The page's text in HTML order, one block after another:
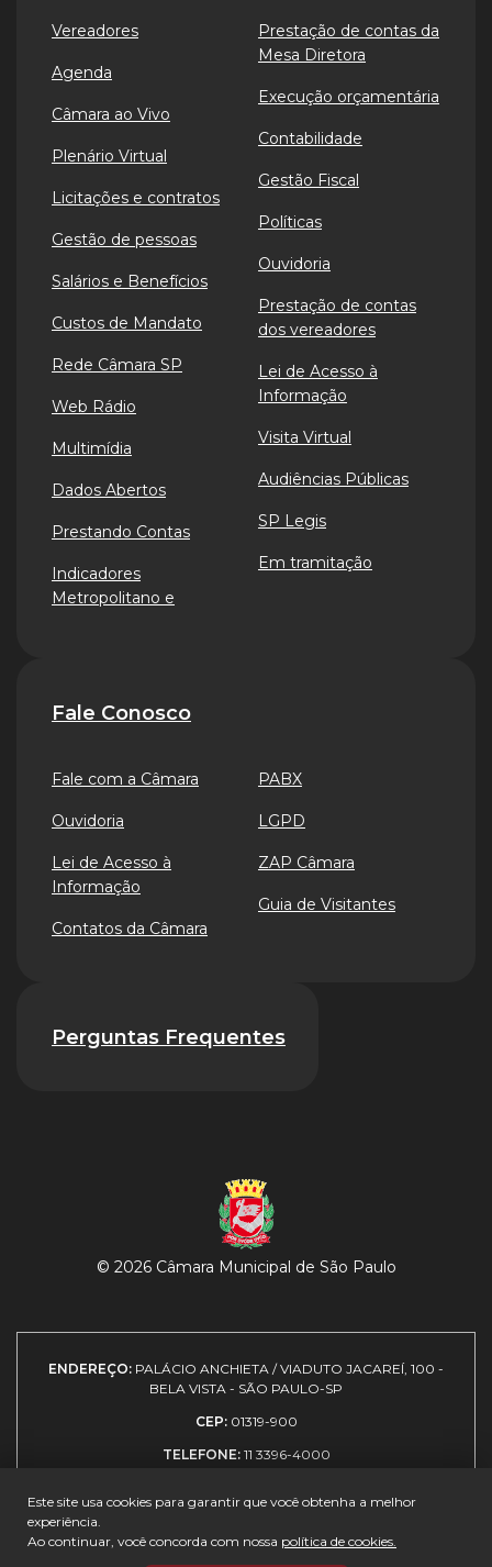
Vereadores
Agenda
Câmara ao Vivo
Plenário Virtual
Licitações e contratos
Gestão de pessoas
Salários e Benefícios
Custos de Mandato
Rede Câmara SP
Web Rádio
Multimídia
Dados Abertos
Prestando Contas
Indicadores
Metropolitano e
Prestação de contas da
Mesa Diretora
Execução orçamentária
Contabilidade
Gestão Fiscal
Políticas
Ouvidoria
Prestação de contas
dos vereadores
Lei de Acesso à
Informação
Visita Virtual
Audiências Públicas
SP Legis
Em tramitação
Fale Conosco
Fale com a Câmara
Ouvidoria
Lei de Acesso à
Informação
Contatos da Câmara
PABX
LGPD
ZAP Câmara
Guia de Visitantes
Perguntas Frequentes
© 2026 Câmara Municipal de São Paulo
ENDEREÇO: PALÁCIO ANCHIETA / VIADUTO JACAREÍ, 100 -
BELA VISTA - SÃO PAULO-SP
CEP: 01319-900
TELEFONE: 11 3396-4000
Expediente|
Política de
|
Como
|
Guia de
Este site usa cookies para garantir que você obtenha a melhor
experiência.
Ao continuar, você concorda com nossa política de cookies.